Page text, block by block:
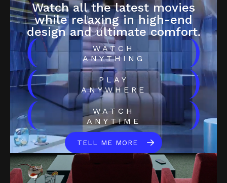
Watch all the latest movies
while relaxing in high-end
design and ultimate comfort.
(
WATCH
ANYTHING
)
(
PLAY
ANYWHERE
)
(
WATCH
ANYTIME
)
TELL ME MORE